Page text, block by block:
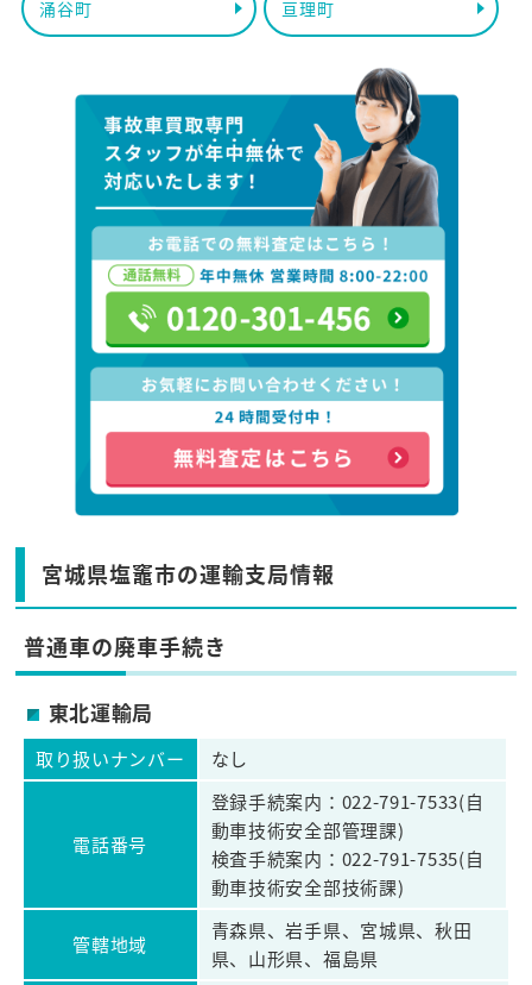
涌谷町 亘理町
宮城県塩竈市の運輸支局情報
普通車の廃車手続き
東北運輸局
取り扱いナンバー なし
電話番号
登録手続案内：022-791-7533(自
動車技術安全部管理課)
検査手続案内：022-791-7535(自
動車技術安全部技術課)
管轄地域
青森県、岩手県、宮城県、秋田
県、山形県、福島県